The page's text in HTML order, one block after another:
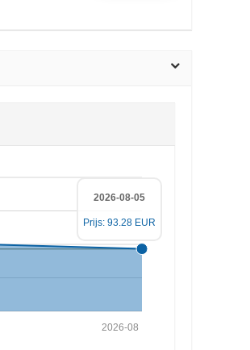
2026-08
2026-08-05
Prijs: 93.28 EUR